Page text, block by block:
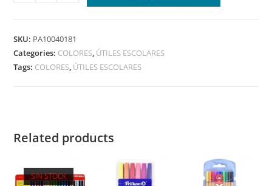
SKU: PA10040181
Categories: COLORES, ÚTILES ESCOLARES
Tags: COLORES, ÚTILES ESCOLARES
Related products
SIN STOCK